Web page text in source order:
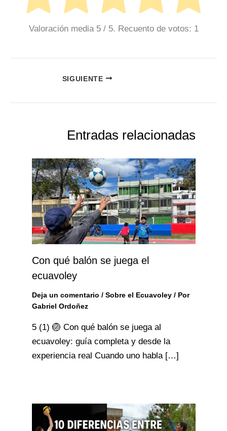
Valoración media 5/ 5. Recuento de votos: 1
SIGUIENTE
Entradas relacionadas
Con qué balón se juega el
ecuavoley
Deja un comentario / Sobre el Ecuavoley/ Por
Gabriel Ordoñez
5 (1) 🏐 Con qué balón se juega al
ecuavoley: guía completa y desde la
experiencia real Cuando uno habla […]